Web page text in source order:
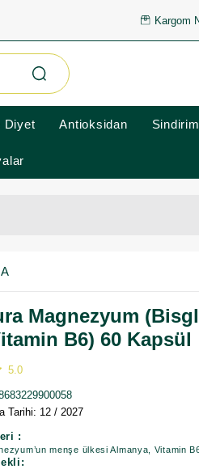
Kargom
Diyet Antioksidan
Magnezyum
B6) 60 Kapsül
5.0
Tarihi: 12 / 2027
:
menşe ülkesi Almanya, Vitamin